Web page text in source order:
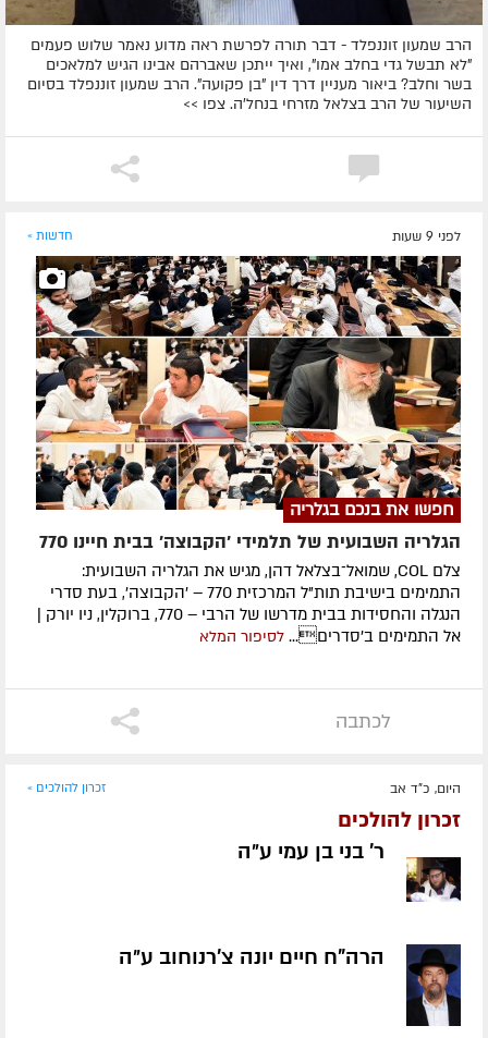
הרב שמעון זוננפלד - דבר תורה לפרשת ראה מדוע נאמר שלוש פעמים
"לא תבשל גדי בחלב אמו", ואיך ייתכן שאברהם אבינו הגיש למלאכים
בשר וחלב? ביאור מעניין דרך דין "בן פקועה". הרב שמעון זוננפלד בסיום
השיעור של הרב בצלאל מזרחי בנחל'ה. צפו >>
לפני 9 שעות חדשות »
חפשו את בנכם בגלריה
הגלריה השבועית של תלמידי 'הקבוצה' בבית חיינו 770
צלם COL, שמואל־בצלאל דהן, מגיש את הגלריה השבועית:
התמימים בישיבת תות"ל המרכזית 770 – 'הקבוצה', בעת סדרי
הנגלה והחסידות בבית מדרשו של הרבי – 770, ברוקלין, ניו יורק |
אל התמימים ב'סדרים... לסיפור המלא
לכתבה
היום, כ"ד אב זכרון להולכים »
זכרון להולכים
ר' בני בן עמי ע״ה
הרה"ח חיים יונה צ'רנוחוב ע״ה